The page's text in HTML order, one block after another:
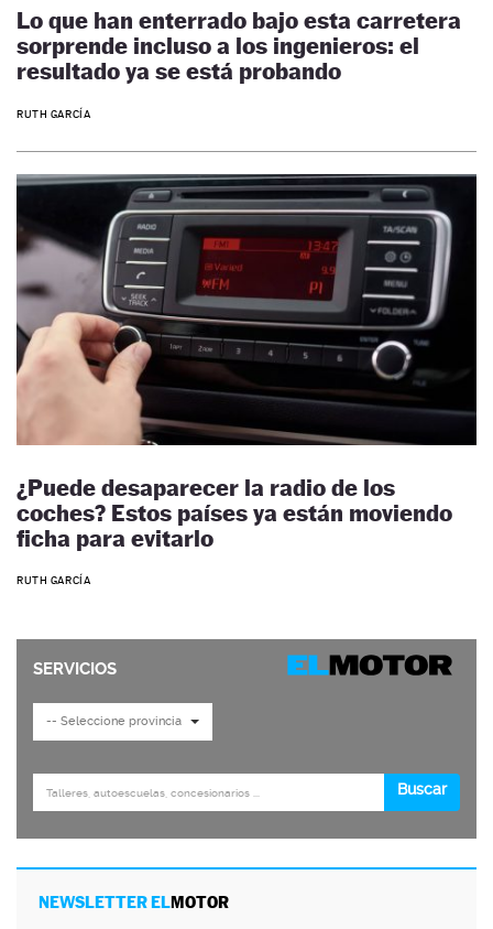
Lo que han enterrado bajo esta carretera
sorprende incluso a los ingenieros: el
resultado ya se está probando
RUTH GARCÍA
¿Puede desaparecer la radio de los
coches? Estos países ya están moviendo
ficha para evitarlo
RUTH GARCÍA
NEWSLETTER ELMOTOR